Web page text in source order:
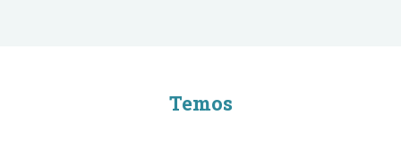
Temos